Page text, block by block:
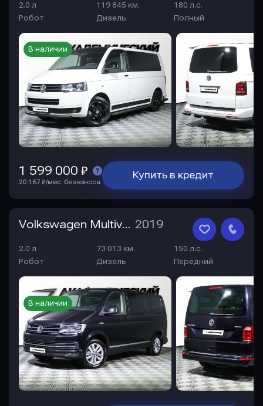
2.0 л 119 845 км.
180 л.с.
Робот
Дизель Полный
В наличии
Купить в кредит
1 599 000 ₽
20 167 ₽/мес. без взноса
Volkswagen Multivan 2019
2.0 л 73 013 км.
150 л.с.
Робот
Дизель Передний
В наличии